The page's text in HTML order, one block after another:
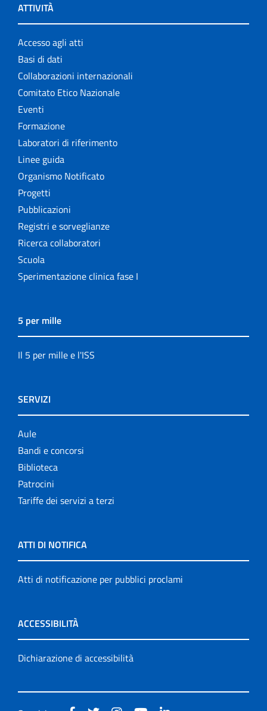
ATTIVITÀ
Accesso agli atti
Basi di dati
Collaborazioni internazionali
Comitato Etico Nazionale
Eventi
Formazione
Laboratori di riferimento
Linee guida
Organismo Notificato
Progetti
Pubblicazioni
Registri e sorveglianze
Ricerca collaboratori
Scuola
Sperimentazione clinica fase I
5 per mille
Il 5 per mille e l'ISS
SERVIZI
Aule
Bandi e concorsi
Biblioteca
Patrocini
Tariffe dei servizi a terzi
ATTI DI NOTIFICA
Atti di notificazione per pubblici proclami
ACCESSIBILITÀ
Dichiarazione di accessibilità